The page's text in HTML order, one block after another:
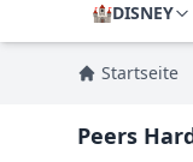
🏰DISNEY
Startseite
Peers